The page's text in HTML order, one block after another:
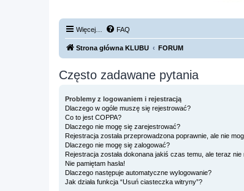
Więcej… FAQ
Strona główna KLUBU FORUM
Często zadawane pytania
Problemy z logowaniem i rejestracją
Dlaczego w ogóle muszę się rejestrować?
Co to jest COPPA?
Dlaczego nie mogę się zarejestrować?
Rejestracja została przeprowadzona poprawnie, ale nie
Dlaczego nie mogę się zalogować?
Rejestracja została dokonana jakiś czas temu, ale teraz nie
Nie pamiętam hasła!
Dlaczego następuje automatyczne wylogowanie?
Jak działa funkcja “Usuń ciasteczka witryny”?